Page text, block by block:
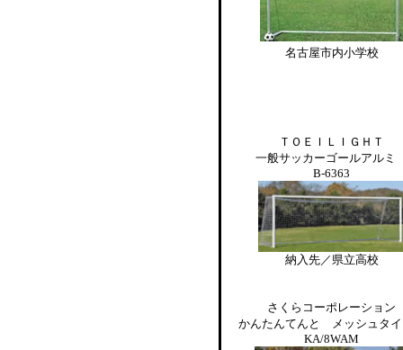
名古屋市内小学校
Ｔ ＯＥＩＬＩＧＨＴ
一般サッカーゴールアル
B-6363
納入先／県立高校
さくらコーポレーション
かんたんてんと メッシュタ
KA/8WAM